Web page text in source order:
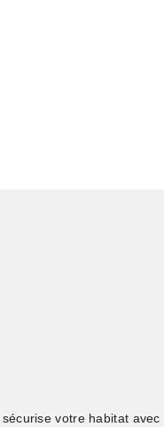
votre habitat avec